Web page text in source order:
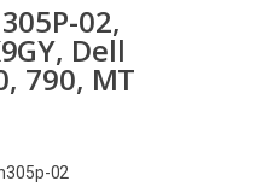
02,
Dell
790, MT
02